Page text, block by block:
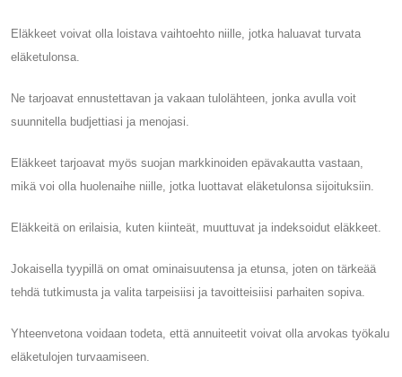
Eläkkeet voivat olla loistava vaihtoehto niille, jotka haluavat turvata
eläketulonsa.
Ne tarjoavat ennustettavan ja vakaan tulolähteen, jonka avulla voit
suunnitella budjettiasi ja menojasi.
Eläkkeet tarjoavat myös suojan markkinoiden epävakautta vastaan,
mikä voi olla huolenaihe niille, jotka luottavat eläketulonsa sijoituksiin.
Eläkkeitä on erilaisia, kuten kiinteät, muuttuvat ja indeksoidut eläkkeet.
Jokaisella tyypillä on omat ominaisuutensa ja etunsa, joten on tärkeää
tehdä tutkimusta ja valita tarpeisiisi ja tavoitteisiisi parhaiten sopiva.
Yhteenvetona voidaan todeta, että annuiteetit voivat olla arvokas työkalu
eläketulojen turvaamiseen.